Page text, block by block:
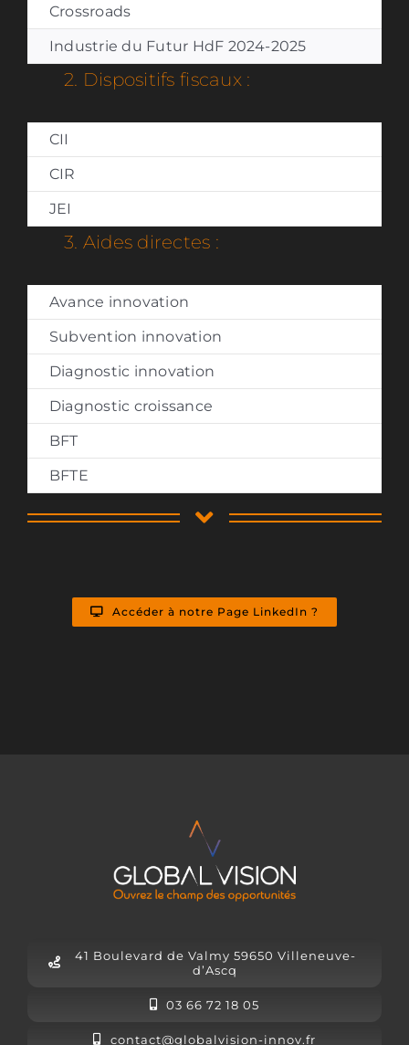
Crossroads
Industrie du Futur HdF 2024-2025
2. Dispositifs fiscaux :
CII
CIR
JEI
3. Aides directes :
Avance innovation
Subvention innovation
Diagnostic innovation
Diagnostic croissance
BFT
BFTE
Accéder à notre Page LinkedIn ?
41 Boulevard de Valmy 59650 Villeneuve-
d’Ascq
03 66 72 18 05
contact@globalvision-innov.fr